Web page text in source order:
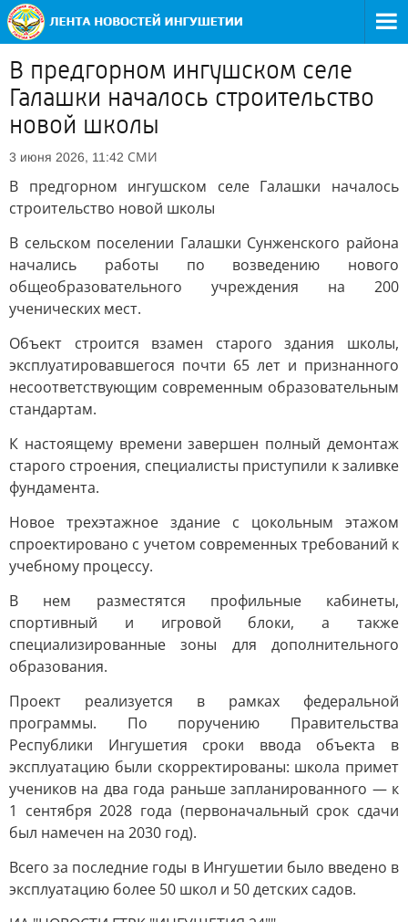
В предгорном ингушском селе
Галашки началось строительство
новой школы
3 июня 2026, 11:42 СМИ
В предгорном ингушском селе Галашки началось
строительство новой школы
В сельском поселении Галашки Сунженского района
начались работы по возведению нового
общеобразовательного учреждения на 200
ученических мест.
Объект строится взамен старого здания школы,
эксплуатировавшегося почти 65 лет и признанного
несоответствующим современным образовательным
стандартам.
К настоящему времени завершен полный демонтаж
старого строения, специалисты приступили к заливке
фундамента.
Новое трехэтажное здание с цокольным этажом
спроектировано с учетом современных требований к
учебному процессу.
В нем разместятся профильные кабинеты,
спортивный и игровой блоки, а также
специализированные зоны для дополнительного
образования.
Проект реализуется в рамках федеральной
программы. По поручению Правительства
Республики Ингушетия сроки ввода объекта в
эксплуатацию были скорректированы: школа примет
учеников на два года раньше запланированного — к
1 сентября 2028 года (первоначальный срок сдачи
был намечен на 2030 год).
Всего за последние годы в Ингушетии было введено в
эксплуатацию более 50 школ и 50 детских садов.